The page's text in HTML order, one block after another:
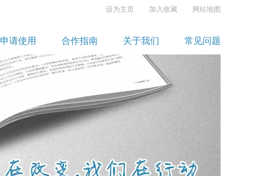
设为主页 加入收藏 网站地图
申请使用 合作指南 关于我们 常见问题